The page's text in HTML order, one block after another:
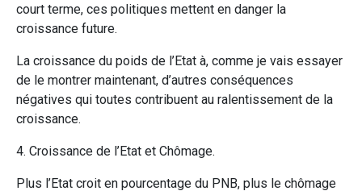
court terme, ces politiques mettent en danger la
croissance future.
La croissance du poids de l’Etat à, comme je vais essayer
de le montrer maintenant, d’autres conséquences
négatives qui toutes contribuent au ralentissement de la
croissance.
4. Croissance de l’Etat et Chômage.
Plus l’Etat croit en pourcentage du PNB, plus le chômage